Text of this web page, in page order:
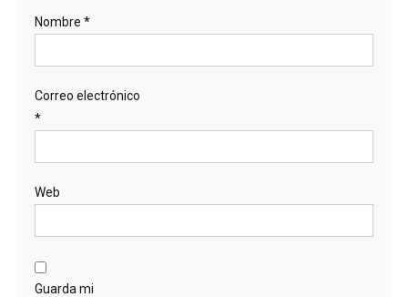
Nombre *
Correo electrónico
*
Web
Guarda mi